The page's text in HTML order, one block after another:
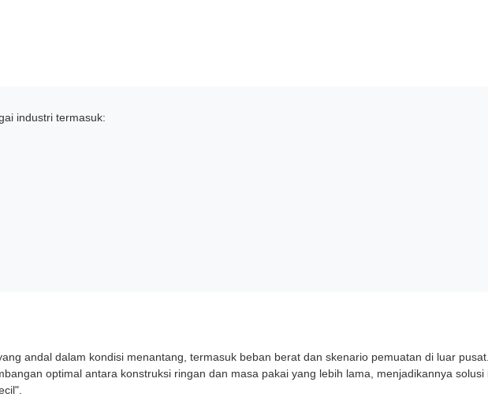
industri termasuk:
andal dalam kondisi menantang, termasuk beban berat dan skenario pemuatan di luar
optimal antara konstruksi ringan dan masa pakai yang lebih lama, menjadikannya